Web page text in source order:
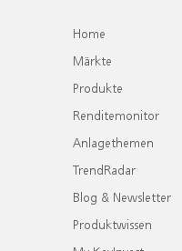
Home
Märkte
Produkte
Renditemonitor
Anlagethemen
TrendRadar
Blog & Newsletter
Produktwissen